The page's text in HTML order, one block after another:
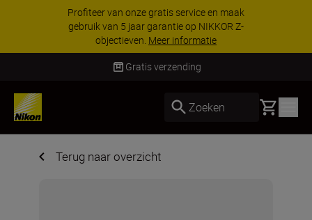
Profiteer van onze gratis service en maak
gebruik van 5 jaar garantie op NIKKOR Z-
objectieven. Meer informatie
Gratis verzending
Zoeken Basket
Terug naar overzicht